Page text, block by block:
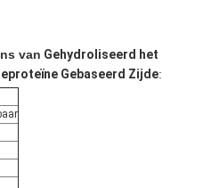
van Gehydroliseerd het
Gebaseerd Zijde: